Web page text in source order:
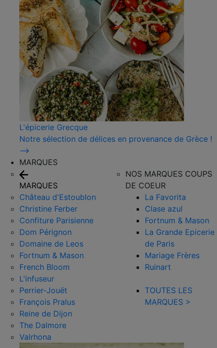
L'épicerie Grecque
Notre sélection de délices en provenance de Grèce !
⟶
MARQUES
MARQUES
Château d'Estoublon
Christine Ferber
Confiture Parisienne
Dom Pérignon
Domaine de Leos
Fortnum & Mason
French Bloom
L'infuseur
Perrier-Jouët
François Pralus
Reine de Dijon
The Dalmore
Valrhona
NOS MARQUES COUPS
DE COEUR
La Favorita
Clase azul
Fortnum & Mason
La Grande Epicerie
de Paris
Mariage Frères
Ruinart
TOUTES LES
MARQUES >